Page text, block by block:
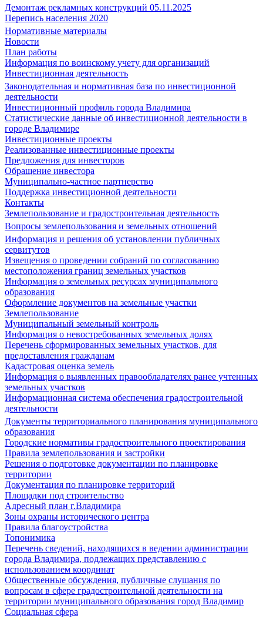
Демонтаж рекламных конструкций 05.11.2025
Перепись населения 2020
Нормативные материалы
Новости
План работы
Информация по воинскому учету для организаций
Инвестиционная деятельность
Законодательная и нормативная база по инвестиционной
деятельности
Инвестиционный профиль города Владимира
Статистические данные об инвестиционной деятельности в
городе Владимире
Инвестиционные проекты
Реализованные инвестиционные проекты
Предложения для инвесторов
Обращение инвестора
Муниципально-частное партнерство
Поддержка инвестиционной деятельности
Контакты
Землепользование и градостроительная деятельность
Вопросы землепользования и земельных отношений
Информация и решения об установлении публичных
сервитутов
Извещения о проведении собраний по согласованию
местоположения границ земельных участков
Информация о земельных ресурсах муниципального
образования
Оформление документов на земельные участки
Землепользование
Муниципальный земельный контроль
Информация о невостребованных земельных долях
Перечень сформированных земельных участков, для
предоставления гражданам
Кадастровая оценка земель
Информация о выявленных правообладателях ранее учтенных
земельных участков
Информационная система обеспечения градостроительной
деятельности
Документы территориального планирования муниципального
образования
Городские нормативы градостроительного проектирования
Правила землепользования и застройки
Решения о подготовке документации по планировке
территории
Документация по планировке территорий
Площадки под строительство
Адресный план г.Владимира
Зоны охраны исторического центра
Правила благоустройства
Топонимика
Перечень сведений, находящихся в ведении администрации
города Владимира, подлежащих представлению с
использованием координат
Общественные обсуждения, публичные слушания по
вопросам в сфере градостроительной деятельности на
территории муниципального образования город Владимир
Социальная сфера